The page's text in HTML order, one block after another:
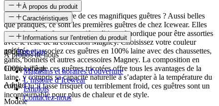
À propos du produit
Qui refuserait une paire de ces magnifiques guêtres ? Aussi belles
que pratiques, ce sont les premières guêtres de chez Icewear. Elles
sont tricotées selon un motif traditionnel nordique pour être assorties
avec le reste de la collection Magney. Choisissez votre couleur
préférée et associez ces guêtres en 100% laine avec des chaussettes,
gants, bonnets et autres accessoires Magney. La composition en
100% laine de ces guêtres tricotées offre tous les avantages de la
laine, y compris sa capacité naturelle à s’adapter à la température du
corps. Qu’il fasse frisquet ou terriblement froid, ces guêtres sont un
incontournable pour plus de chaleur et de style.
Caractéristiques
SKU
49069
Groupe d'âge
Adulte
Modèle
Informations sur l'entretien du produit
Entretien
À propos de nous
Magasins et horaires d'ouverture
L’histoire d’Icewear
Emplois
Contactez-nous